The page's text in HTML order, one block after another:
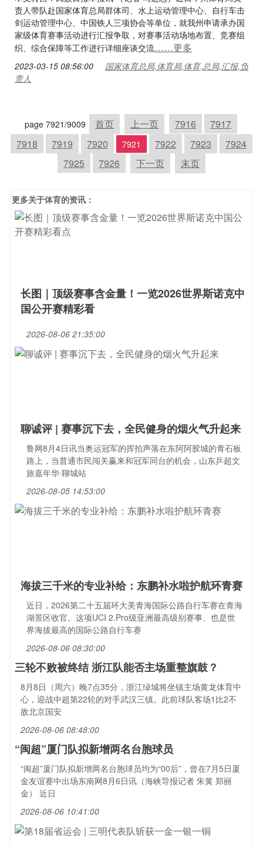
责人带队赴国家体育总局群体司、水上运动管理中心、自行车击
剑运动管理中心、中国铁人三项协会等单位，就我州申请承办国
家级体育赛事活动进行汇报争取，对赛事活动场地布置、竞赛组
织、综合保障等工作进行详细座谈交流……更多
2023-03-15 08:56:00
国家体育总局,体育局,体育,总局,汇报,负
责人
page 7921/9009 首页 上一页 7916
7917
7918
7919 7920 7921 7922 7923
7924
7925
7926 下一页 末页
更多关于体育的资讯：
长图｜顶级赛事含金量！一览2026世界斯诺克中
国公开赛精彩看
2026-08-06 21:35:00
聊诚评 | 赛事沉下去，全民健身的烟火气升起来
鲁网8月4日讯当奥运冠军的挥拍声落在东阿阿胶城的青石板
路上，当普通市民闯关赢来和冠军同台的机会，山东乒超文
旅嘉年华·聊城站
2026-08-05 14:53:00
海拔三千米的专业补给：东鹏补水啦护航环青赛
近日，2026第二十五届环大美青海国际公路自行车赛在青海
湖景区收官。这项UCI 2.Pro级亚洲最高级别赛事、也是世
界海拔最高的国际公路自行车赛
2026-08-06 08:30:00
三轮不败被终结 浙江队能否主场重整旗鼓？
8月8日（周六）晚7点35分，浙江绿城将坐镇主场黄龙体育中
心，迎战中超第22轮的对手武汉三镇。此前球队客场1比2不
敌北京国安
2026-08-06 08:48:00
“闽超”厦门队拟新增两名台胞球员
“闽超”厦门队拟新增两名台胞球员均为“00后”，曾在7月5日厦
金友谊赛中出场东南网8月6日讯（海峡导报记者 朱黄 郑丽
金） 近日
2026-08-06 10:41:00